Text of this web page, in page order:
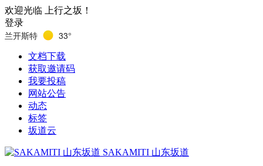
欢迎光临 上行之坂！
登录
兰开斯特 33°
文档下载
获取邀请码
我要投稿
网站公告
动态
标签
坂道云
SAKAMITI 山东坂道